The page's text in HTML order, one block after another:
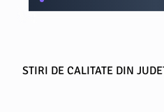
STIRI DE CALITATE DIN